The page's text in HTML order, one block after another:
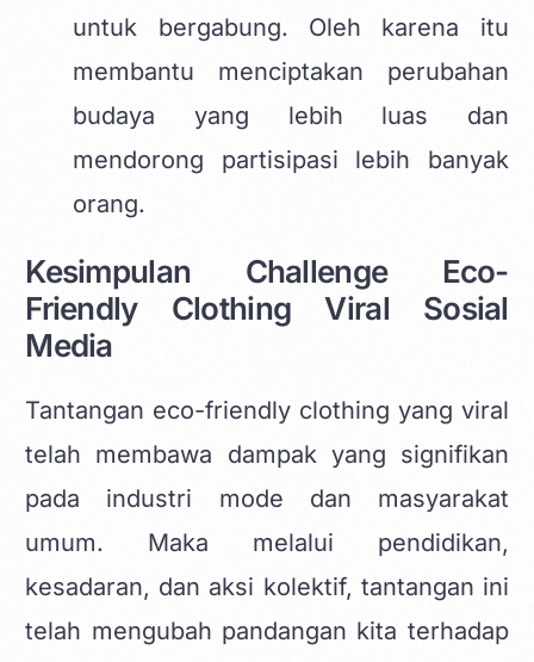
untuk bergabung. Oleh karena itu
membantu menciptakan perubahan
budaya yang lebih luas dan
mendorong partisipasi lebih banyak
orang.
Kesimpulan Challenge Eco-
Friendly Clothing Viral Sosial
Media
Tantangan eco-friendly clothing yang viral
telah membawa dampak yang signifikan
pada industri mode dan masyarakat
umum. Maka melalui pendidikan,
kesadaran, dan aksi kolektif, tantangan ini
telah mengubah pandangan kita terhadap